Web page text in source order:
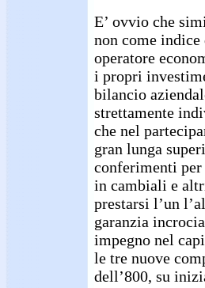
E’ ovvio che
non come
operatore
i propri
bilancio
strettamente
che nel
gran lunga
conferimenti
in cambiali e
prestarsi l’un
garanzia
impegno nel
le tre nuove
dell’800, su